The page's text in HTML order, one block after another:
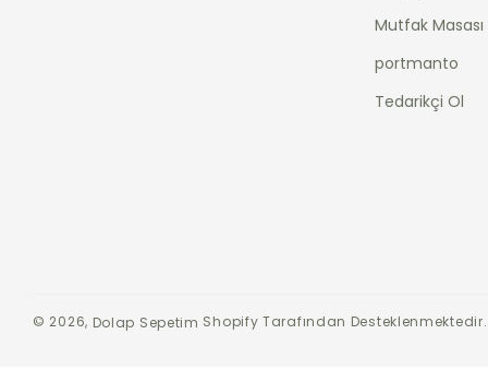
Mutfak Masası
portmanto
Tedarikçi Ol
© 2026, Dolap Sepetim Shopify Tarafından Desteklenmektedir.